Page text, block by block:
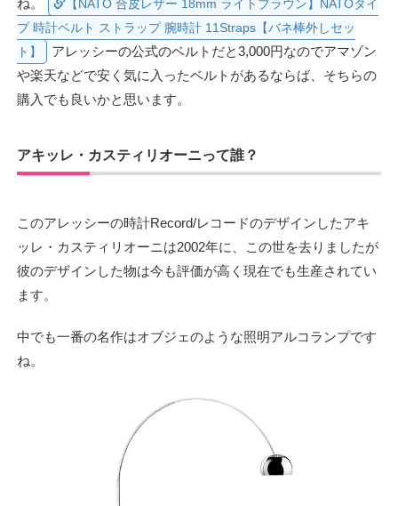
ね。
【NATO 合皮レザー 18mm ライトブラウン】NATOタイ
プ 時計ベルト ストラップ 腕時計 11Straps【バネ棒外しセッ
ト】
アレッシーの公式のベルトだと3,000円なのでアマゾン
や楽天などで安く気に入ったベルトがあるならば、そちらの
購入でも良いかと思います。
アキッレ・カスティリオーニって誰？
このアレッシーの時計Record/レコードのデザインしたアキ
ッレ・カスティリオーニは2002年に、この世を去りましたが
彼のデザインした物は今も評価が高く現在でも生産されてい
ます。
中でも一番の名作はオブジェのような照明アルコランプです
ね。